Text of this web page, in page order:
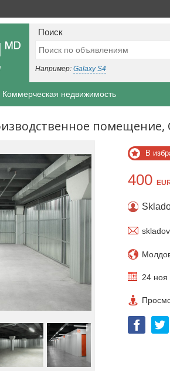
Поиск
Например: Galaxy S4
Коммерческая недвижимость
помещение,
В
400
24 ноя